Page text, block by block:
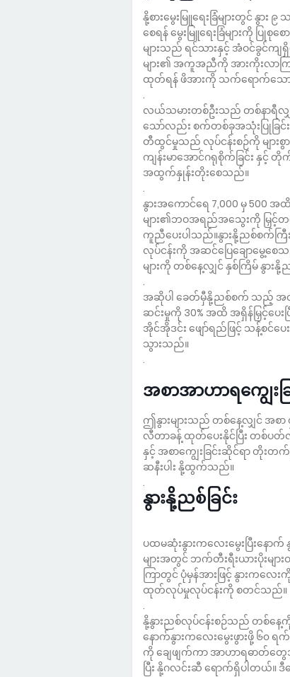
နို့စားမွေးမြူရေးခြံများတွင် နွာ
စေရန် မွေးမြူရေးခြံများကို ပြု
များသည် ရင်သားနှင့် အံဝင်ခွင်က
များ၏ အကူအညီကို အားကိုးလာ
ထုတ်ရန် ဖိအားကို သက်ရောက်သ
.
လယ်သမားတစ်ဦးသည် တစ်နာရီလျှ
သော်လည်း စက်တစ်ခုအသုံးပြုခြင်
တီထွင်မှုသည် လုပ်ငန်းစဉ်ကို များ
ကျန်းမာအောင်ဂရုစိုက်ခြင်း နှင့် တို
အထွက်နှုန်းတိုးစေသည်။
.
နွားအကောင်ရေ 7,000 မှ 500 အ
များ၏ဘဝအရည်အသွေးကို မြှင့်တင်
ကူညီပေးပါသည်။နွားနို့ညစ်စက်ကြီ
လုပ်ငန်းကို အဆင်ပြေချောမွေ့စေ
များကို တစ်နေ့လျှင် နှစ်ကြိမ် နွား
.
အဆိုပါ ခေတ်မှီနို့ညစ်စက် သည့် အလုပ်သ
ဆင်းမှုကို 30% အထိ အရှိန်မြှင့်ပေး
အိုင်အိုဒင်း ဖျော်ရည်ဖြင့် သန့်စင်ပ
သွားသည်။
.
အစာအာဟာရကျွေးခ
ဤနွားများသည် တစ်နေ့လျှင် အစ
လီတာခန့် ထုတ်ပေးနိုင်ပြီး တစ်ပတ်
နှင့် အစာကျွေးခြင်းဆိုင်ရာ တိုး
ဆနီးပါး နို့ထွက်သည်။
.
နွားနို့ညစ်ခြင်း
ပထမဆုံးနွားကလေးမွေးပြီးနော
များအတွင် ဘက်တီးရီးယားပိုးများဝ
ကြာတွင် ပုံမှန်အားဖြင့် နွားကလေး
ထုတ်လုပ်မှုလုပ်ငန်းကို စတင်သည်။
.
နို့နွားညစ်လုပ်ငန်းစဉ်သည် တစ်နေ့
နောက်နွားကလေးမွေးဖွားဖို့ ၆၀ ရ
ကို ချေဖျက်ကာ အာဟာရဓာတ်တွေ
ပြီး နို့ဂလင်းဆီ ရောက်ရှိပါတယ်။